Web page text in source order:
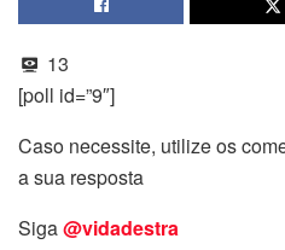
13
[poll id=”9″]
Caso necessite, utilize os
a sua resposta
Siga@vidadestra